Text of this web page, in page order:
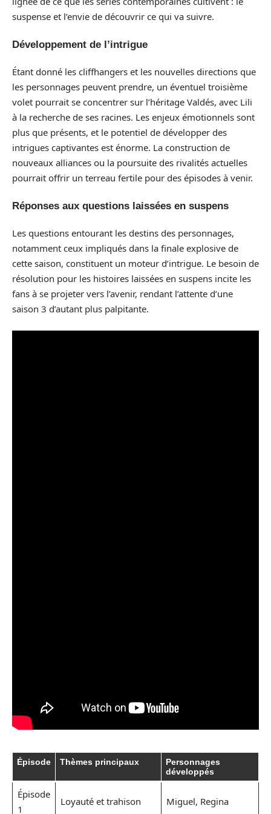
suspense et l’envie de découvrir ce qui va suivre.
Développement de l’intrigue
Étant donné les cliffhangers et les nouvelles directions que
les personnages peuvent prendre, un éventuel troisième
volet pourrait se concentrer sur l’héritage Valdés, avec Lili
à la recherche de ses racines. Les enjeux émotionnels sont
plus que présents, et le potentiel de développer des
intrigues captivantes est énorme. La construction de
nouveaux alliances ou la poursuite des rivalités actuelles
pourrait offrir un terreau fertile pour des épisodes à venir.
Réponses aux questions laissées en suspens
Les questions entourant les destins des personnages,
notamment ceux impliqués dans la finale explosive de
cette saison, constituent un moteur d’intrigue. Le besoin de
résolution pour les histoires laissées en suspens incite les
fans à se projeter vers l’avenir, rendant l’attente d’une
saison 3 d’autant plus palpitante.
Épisode Thèmes principaux
Personnages
développés
Épisode
1
Loyauté et trahison Miguel, Regina